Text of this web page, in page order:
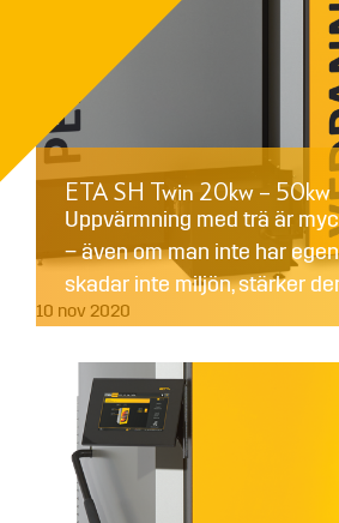
10 nov 2020
ETA SH Twin 20kw – 50kw
Uppvärmning med trä är
– även om man inte har
skadar inte miljön, stärker